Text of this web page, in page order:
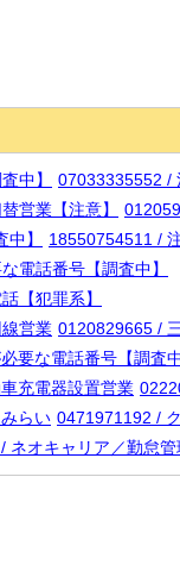
中】
07033335552 /
営業【注意】
】
18550754511 /
電話番号【調査中】
【犯罪系】
営業 0120829665 /
要な電話番号【調査中
充電器設置営業
らい 0471971192 /
ネオキャリア／勤怠